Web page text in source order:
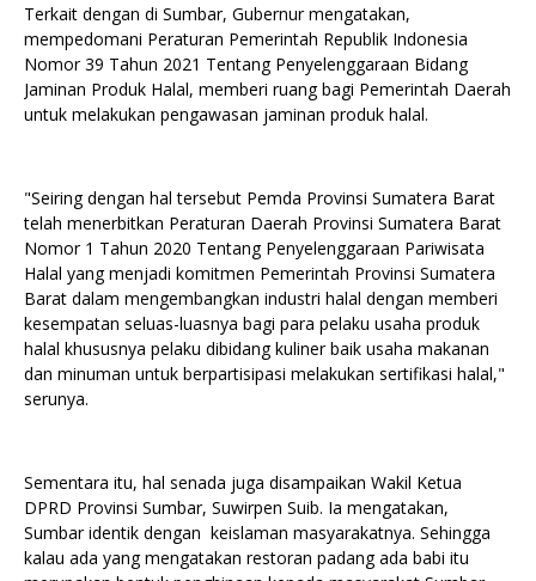
Terkait dengan di Sumbar, Gubernur mengatakan,
mempedomani Peraturan Pemerintah Republik Indonesia
Nomor 39 Tahun 2021 Tentang Penyelenggaraan Bidang
Jaminan Produk Halal, memberi ruang bagi Pemerintah Daerah
untuk melakukan pengawasan jaminan produk halal.
"Seiring dengan hal tersebut Pemda Provinsi Sumatera Barat
telah menerbitkan Peraturan Daerah Provinsi Sumatera Barat
Nomor 1 Tahun 2020 Tentang Penyelenggaraan Pariwisata
Halal yang menjadi komitmen Pemerintah Provinsi Sumatera
Barat dalam mengembangkan industri halal dengan memberi
kesempatan seluas-luasnya bagi para pelaku usaha produk
halal khususnya pelaku dibidang kuliner baik usaha makanan
dan minuman untuk berpartisipasi melakukan sertifikasi halal,"
serunya.
Sementara itu, hal senada juga disampaikan Wakil Ketua
DPRD Provinsi Sumbar, Suwirpen Suib. Ia mengatakan,
Sumbar identik dengan keislaman masyarakatnya. Sehingga
kalau ada yang mengatakan restoran padang ada babi itu